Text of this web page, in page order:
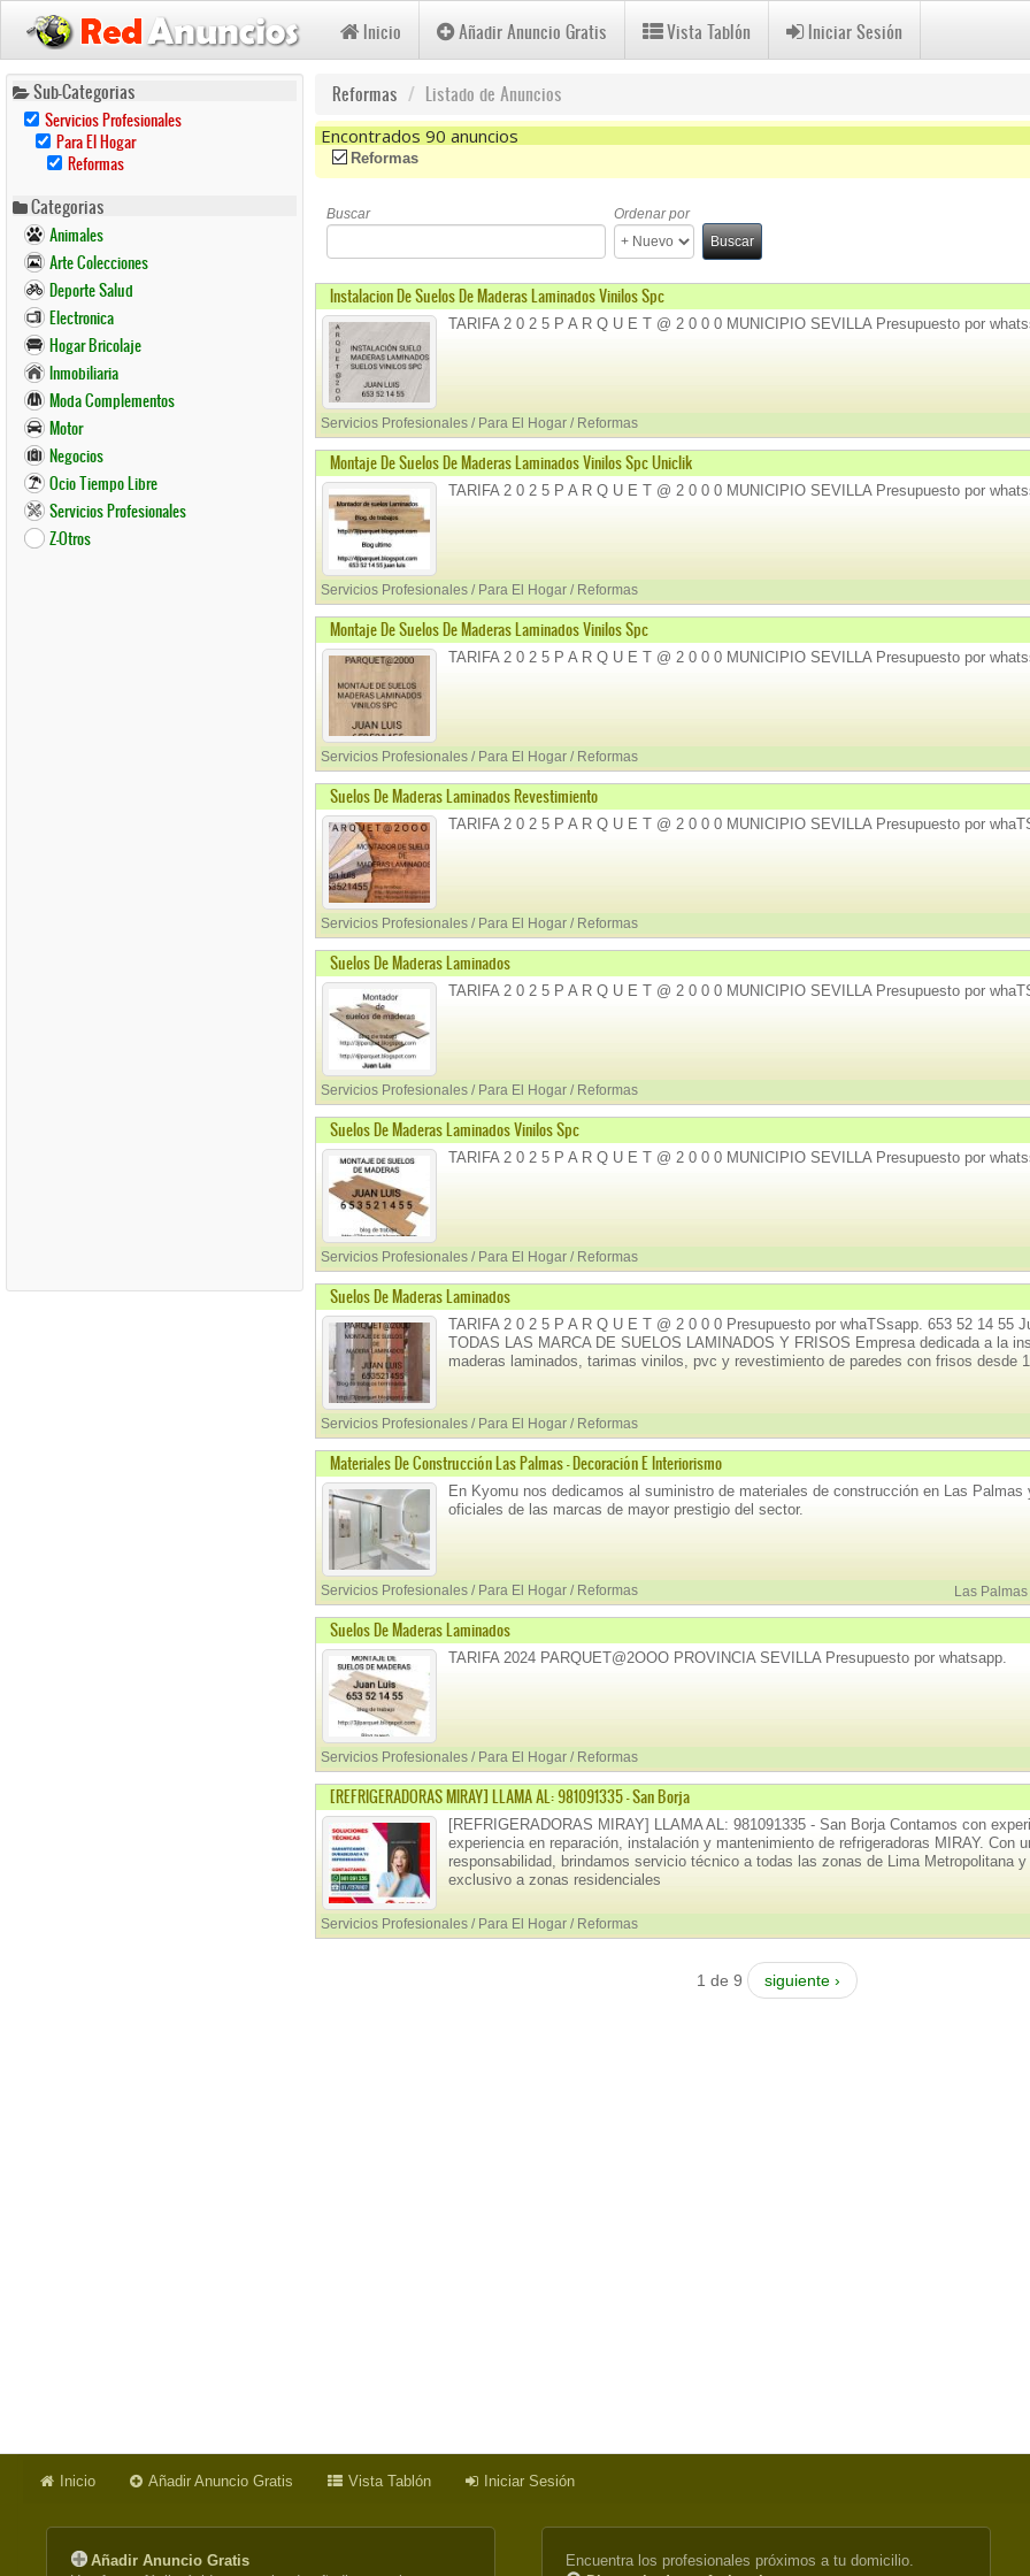
Pasar
contenido
principal
Inicio Añadir Anuncio Gratis Vista Tablón Iniciar Sesión
Sub-Categorias
Remove
Servicios
Profesionales
Filter
Servicios Profesionales
Remove
Para
Filter
Para El Hogar
Remove
Reformas
Reformas
Categorias
Animales
Arte Colecciones
Deporte Salud
Electronica
Hogar Bricolaje
Inmobiliaria
Moda Complementos
Motor
Negocios
Ocio Tiempo Libre
Servicios Profesionales
Z-Otros
Reformas Listado de Anuncios
Encontrados 90 anuncios
(-) Remove Reformas Filter
Reformas
Buscar
Ordenar por
Buscar
Instalacion De Suelos De Maderas Laminados Vinilos Spc
TARIFA 2 0 2 5 P A R Q U E T @ 2 0 0 0 MUNICIPIO SEVILLA Presupuesto por
Servicios Profesionales / Para El Hogar / Reformas
Montaje De Suelos De Maderas Laminados Vinilos Spc Uniclik
TARIFA 2 0 2 5 P A R Q U E T @ 2 0 0 0 MUNICIPIO SEVILLA Presupuesto por
Servicios Profesionales / Para El Hogar / Reformas
Montaje De Suelos De Maderas Laminados Vinilos Spc
TARIFA 2 0 2 5 P A R Q U E T @ 2 0 0 0 MUNICIPIO SEVILLA Presupuesto por
Servicios Profesionales / Para El Hogar / Reformas
Suelos De Maderas Laminados Revestimiento
TARIFA 2 0 2 5 P A R Q U E T @ 2 0 0 0 MUNICIPIO SEVILLA Presupuesto por
Servicios Profesionales / Para El Hogar / Reformas
Suelos De Maderas Laminados
TARIFA 2 0 2 5 P A R Q U E T @ 2 0 0 0 MUNICIPIO SEVILLA Presupuesto por
Servicios Profesionales / Para El Hogar / Reformas
Suelos De Maderas Laminados Vinilos Spc
TARIFA 2 0 2 5 P A R Q U E T @ 2 0 0 0 MUNICIPIO SEVILLA Presupuesto por
Servicios Profesionales / Para El Hogar / Reformas
Suelos De Maderas Laminados
TARIFA 2 0 2 5 P A R Q U E T @ 2 0 0 0 Presupuesto por whaTSsapp. 653 52 14 55
TODAS LAS MARCA DE SUELOS LAMINADOS Y FRISOS Empresa dedicada a la
maderas laminados, tarimas vinilos, pvc y revestimiento de paredes con frisos desde
Servicios Profesionales / Para El Hogar / Reformas
Materiales De Construcción Las Palmas - Decoración E Interiorismo
En Kyomu nos dedicamos al suministro de materiales de construcción en Las Palmas
oficiales de las marcas de mayor prestigio del sector.
Servicios Profesionales / Para El Hogar / Reformas Las
Suelos De Maderas Laminados
TARIFA 2024 PARQUET@2OOO PROVINCIA SEVILLA Presupuesto por whatsapp.
Servicios Profesionales / Para El Hogar / Reformas
[REFRIGERADORAS MIRAY] LLAMA AL: 981091335 - San Borja
[REFRIGERADORAS MIRAY] LLAMA AL: 981091335 - San Borja Contamos con
experiencia en reparación, instalación y mantenimiento de refrigeradoras MIRAY. Con
responsabilidad, brindamos servicio técnico a todas las zonas de Lima Metropolitana
exclusivo a zonas residenciales
Servicios Profesionales / Para El Hogar / Reformas
1 de 9 siguiente ›
Inicio Añadir Anuncio Gratis Vista Tablón Iniciar Sesión
Añadir Anuncio Gratis
Encuentra los profesionales próximos a tu domicilio.